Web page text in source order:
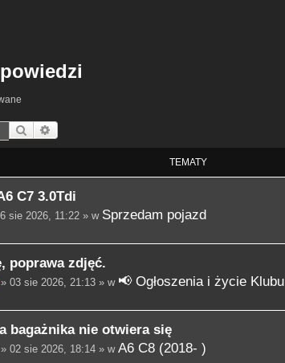
Szukaj
TEMATY
C7 3.0Tdi
sie 2026, 11:22 » w Sprzedam pojazd
poprawa zdjęć.
03 sie 2026, 21:13 » w 📢 Ogłoszenia i życie Klubu
bagażnika nie otwiera się
02 sie 2026, 18:14 » w A6 C8 (2018- )